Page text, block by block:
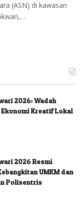
(ASN) di kawasan
2026: Wadah
Kreatif Lokal
2026 Resmi
UMKM dan
Polisentris